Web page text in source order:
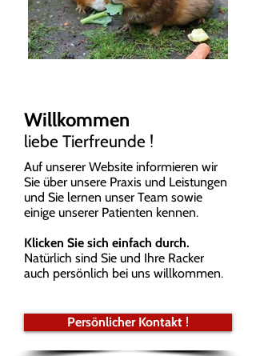
Willkommen
liebe Tierfreunde !
Auf unserer Website informieren wir
Sie über unsere Praxis und Leistungen
und Sie lernen unser Team sowie
einige unserer Patienten kennen.
Klicken Sie sich einfach durch.
Natürlich sind Sie und Ihre Racker
auch persönlich bei uns willkommen.
Persönlicher Kontakt !